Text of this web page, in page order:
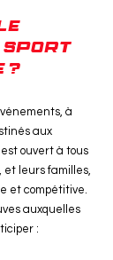
Sport
?
à
aux
ouvert à tous
et leurs familles,
et compétitive.
auxquelles
: